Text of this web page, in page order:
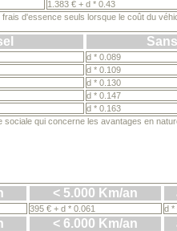
1.383 € + d * 0.43
d'essence seuls lorsque le coût du
d * 0.089
d * 0.109
d * 0.130
d * 0.147
d * 0.163
qui concerne les avantages en
< 5.000 Km/an
395 € + d * 0.061 d *
< 6.000 Km/an